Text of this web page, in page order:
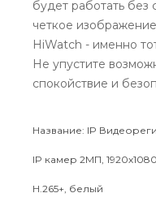
будет работать без
четкое
HiWatch - именно
Не упустите
спокойствие и
Название: IP
IP камер 2МП,
H.265+, белый